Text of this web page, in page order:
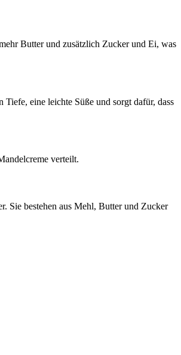
Butter und zusätzlich Zucker und Ei, was
eine leichte Süße und sorgt dafür, dass
verteilt.
Sie bestehen aus Mehl, Butter und Zucker